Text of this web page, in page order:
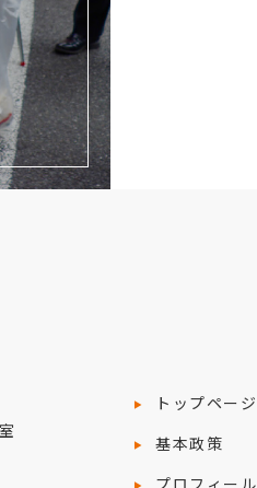
トップページ
基本政策